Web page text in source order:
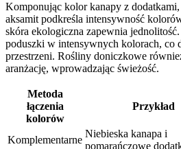
Komponując kolor kanapy z
aksamit podkreśla intensywność
skóra ekologiczna zapewnia
poduszki w intensywnych kolorach, co
przestrzeni. Rośliny doniczkowe
aranżację, wprowadzając świeżość.
Metoda
łączenia
kolorów
Przykład
Komplementarne
Niebieska kanapa i
pomarańczowe